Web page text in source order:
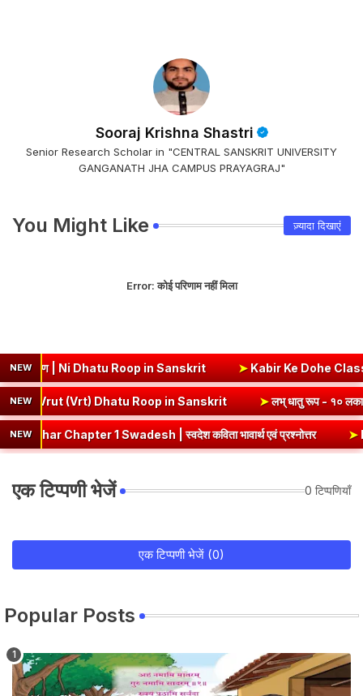
Sooraj Krishna Shastri
Senior Research Scholar in "CENTRAL SANSKRIT UNIVERSITY
GANGANATH JHA CAMPUS PRAYAGRAJ"
You Might Like ज़्यादा दिखाएं
Error:कोई परिणाम नहीं मिला
NEW| Ni Dhatu Roop in Sanskrit ➤Kabir Ke Dohe Class 8 Hindi
NEW
अर्थ एवं व्याकरण | Vrut (Vrt) Dhatu Roop in Sanskrit ➤लभ् धातु
NEW 1 Swadesh | स्वदेश कविता भावार्थ एवं प्रश्नोत्तर ➤Badrinath
एक टिप्पणी भेजें 0 टिप्पणियाँ
एक टिप्पणी भेजें (0)
Popular Posts